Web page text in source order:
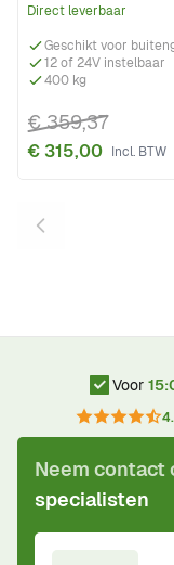
Direct leverbaar
Geschikt voor
12 of 24V instelbaar
400 kg
€ 315,00
€ 359,37
Voor
Neem contact
specialisten